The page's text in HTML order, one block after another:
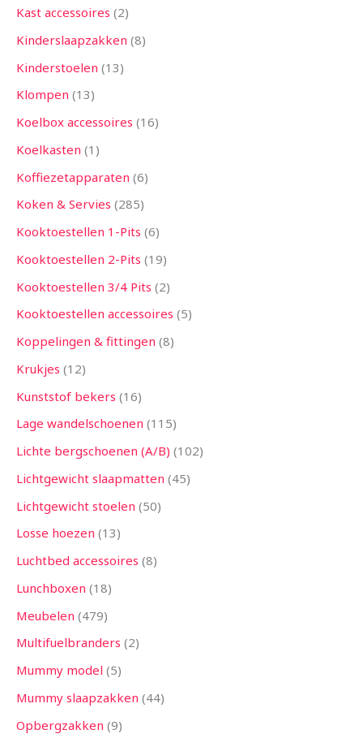
Kast accessoires 2
Kinderslaapzakken 8
Kinderstoelen 13
Klompen 13
Koelbox accessoires 16
Koelkasten 1
Koffiezetapparaten 6
Koken & Servies 285
Kooktoestellen 1-Pits 6
Kooktoestellen 2-Pits 19
Kooktoestellen 3/4 Pits 2
Kooktoestellen accessoires 5
Koppelingen & fittingen 8
Krukjes 12
Kunststof bekers 16
Lage wandelschoenen 115
Lichte bergschoenen (A/B) 102
Lichtgewicht slaapmatten 45
Lichtgewicht stoelen 50
Losse hoezen 13
Luchtbed accessoires 8
Lunchboxen 18
Meubelen 479
Multifuelbranders 2
Mummy model 5
Mummy slaapzakken 44
Opbergzakken 9